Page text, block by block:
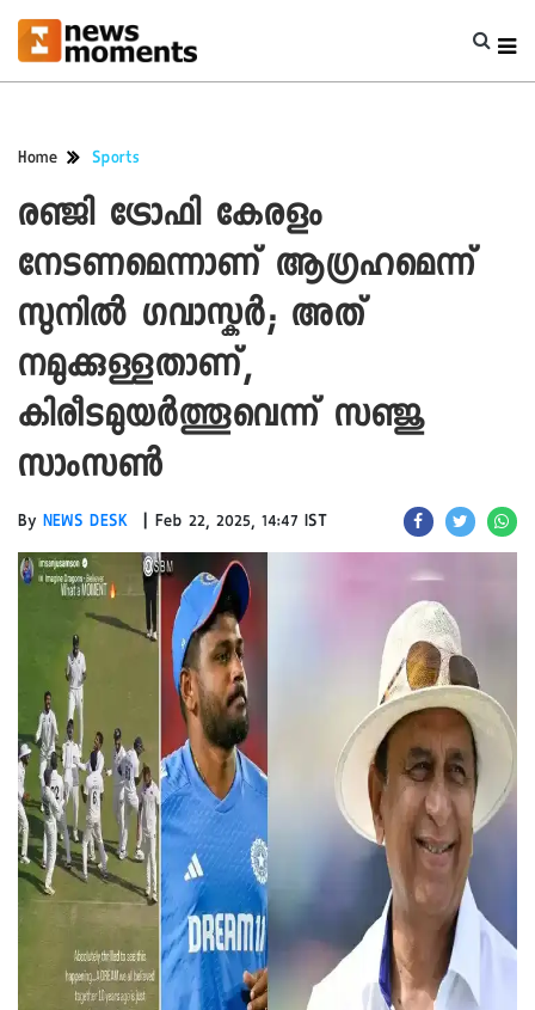
Home Sports
രഞ്ജി ട്രോഫി കേരളം
നേടണമെന്നാണ് ആഗ്രഹമെന്ന്
സുനിൽ ഗവാസ്കർ; അത്
നമുക്കുള്ളതാണ്,
കിരീടമുയര്‍ത്തൂവെന്ന് സഞ്ജു
സാംസൺ
By NEWS DESK | Feb 22, 2025, 14:47 IST